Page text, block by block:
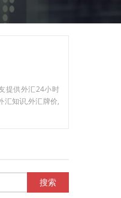
提供外汇24小时
汇知识,外汇牌价,